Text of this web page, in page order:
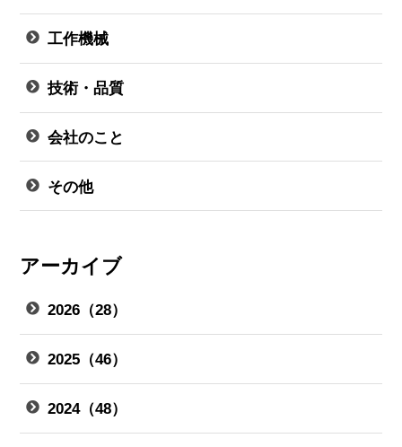
工作機械
技術・品質
会社のこと
その他
アーカイブ
2026（28）
2025（46）
2024（48）